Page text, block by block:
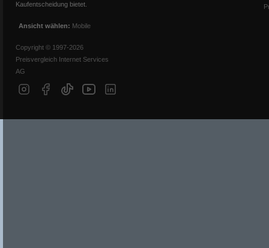
Kaufentscheidung bietet.
Ansicht wählen: Mobile
Copyright © 1997-2026
Preisvergleich Internet Services
AG